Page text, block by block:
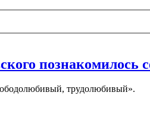
познакомилось
трудолюбивый».